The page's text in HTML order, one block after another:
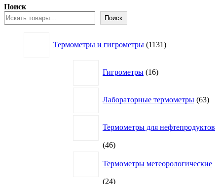
Поиск
Поиск
Термометры и гигрометры 1131товар
Гигрометры 16товаров
Лабораторные термометры 63
Термометры для нефтепродуктов
4646
Термометры метеорологические
2424